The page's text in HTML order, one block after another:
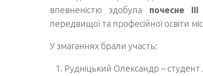
впевненістю здобула почесне
передвищої та професійної освіти
У змаганнях брали участь:
Рудніцький Олександр – студент